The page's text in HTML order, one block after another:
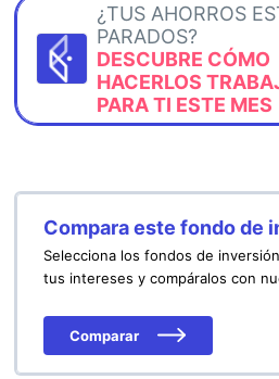
¿TUS AHORROS
PARADOS?
DESCUBRE CÓMO
HACERLOS
PARA TI ESTE MES
Compara este fondo de
Selecciona los fondos de
tus intereses y compáralos con
Comparar